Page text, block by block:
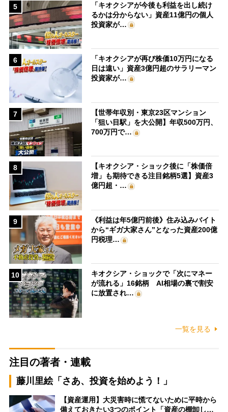
5
「キオクシアが今後も利益を出し続け
るかは分からない」資産11億円の個人
投資家が…
6
「キオクシアが再び株価10万円になる
日は遠い」資産3億円超のサラリーマン
投資家が…
7
【世帯年収別・東京23区マンション
「狙い目駅」を大公開】年収500万円、
700万円で…
8
【キオクシア・ショック後に「株価倍
増」も期待できる注目銘柄5選】資産3
億円超・…
9
《利益は年5億円前後》住み込みバイト
から“ギガ大家さん”となった資産200億
円税理…
10
キオクシア・ショックで「次にマネー
が流れる」16銘柄 AI相場の裏で割安
に放置され…
一覧を見る
注目の著者・連載
藤川里絵「さあ、投資を始めよう！」
【資産運用】大災害時に慌てないために平時から
備えておきたい3つのポイント「資産の棚卸し…